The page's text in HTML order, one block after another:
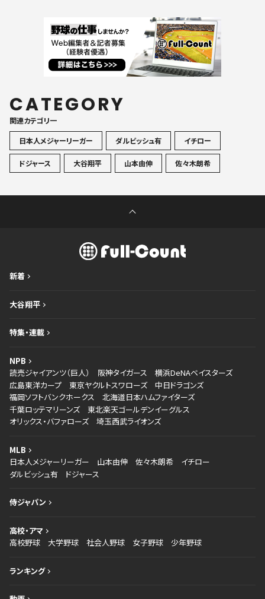
CATEGORY
関連カテゴリ一
日本人メジャーリーガー
ダルビッシュ有 イチロー
ドジャース 大谷翔平 山本由伸 佐々木朗希
新着
大谷翔平
特集・連載
NPB
読売ジャイアンツ（巨人）
阪神タイガース
横浜DeNAベイスターズ
広島東洋カープ
東京ヤクルトスワローズ
中日ドラゴンズ
福岡ソフトバンクホークス
北海道日本ハムファイターズ
千葉ロッテマリーンズ
東北楽天ゴールデンイーグルス
オリックス・バファローズ
埼玉西武ライオンズ
MLB
日本人メジャーリーガー
山本由伸 佐々木朗希
イチロー
ダルビッシュ有
ドジャース
侍ジャパン
高校・アマ
高校野球
大学野球 社会人野球 女子野球 少年野球
ランキング